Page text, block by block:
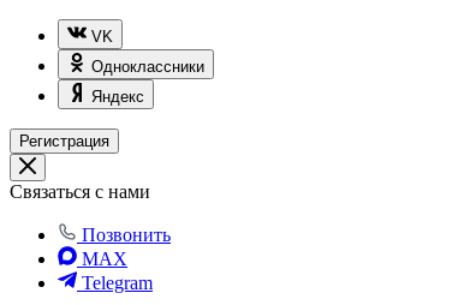
VK
Одноклассники
Яндекс
Регистрация
Связаться с нами
Позвонить
MAX
Telegram